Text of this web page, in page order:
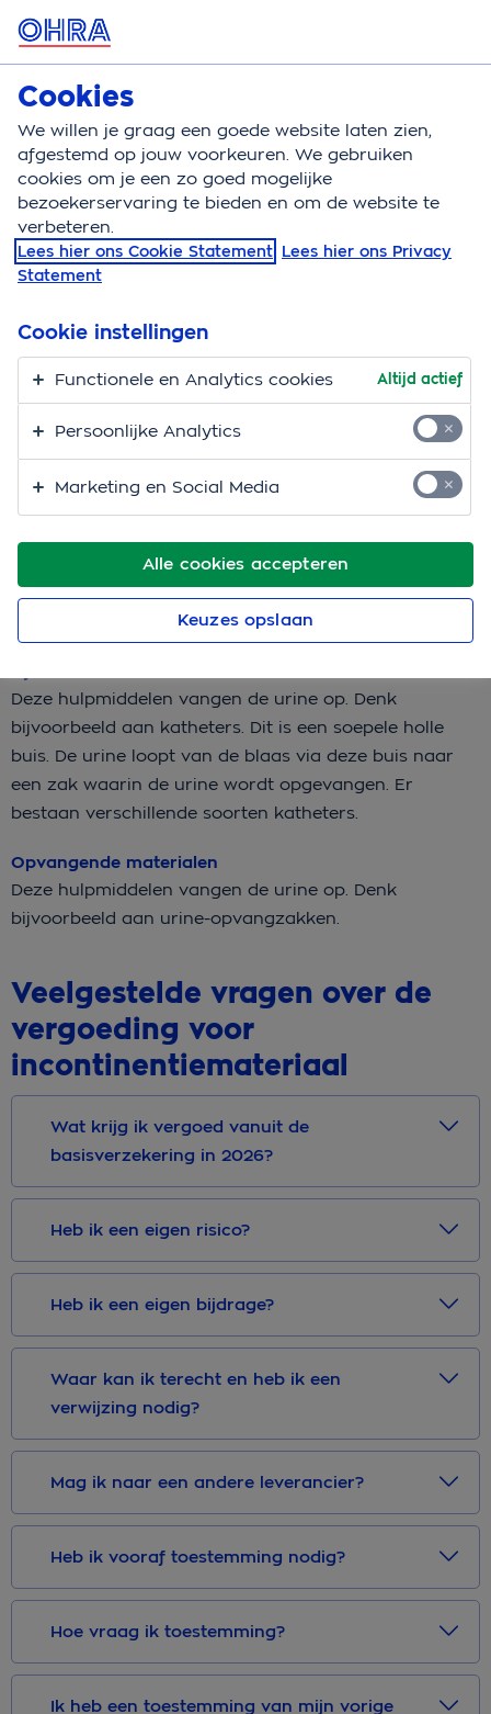
MENU
Zorgverzekering
Zorgverzekering Vergoeding
Vergoeding
incontinentiemateriaal
incontinentiemateriaal. Incontinentie betekent dat je
moeilijk je urine en/of ontlasting kunt ophouden.
Incontinentiematerialen vangen de urine en/of
ontlasting op. Er zijn verschillende soorten
incontinentiematerialen:
Absorberende materialen
Denk bijvoorbeeld aan luiers en broeken die je 1 keer
gebruikt of makkelijk kunt wassen. Ook zijn er
beschermende onderleggers voor in bed.
Deze hulpmiddelen vangen de urine op. Denk
bijvoorbeeld aan katheters. Dit is een soepele holle
buis. De urine loopt van de blaas via deze buis naar
een zak waarin de urine wordt opgevangen. Er
bestaan verschillende soorten katheters.
Opvangende materialen
Deze hulpmiddelen vangen de urine op. Denk
bijvoorbeeld aan urine-opvangzakken.
Veelgestelde vragen over de
vergoeding voor
incontinentiemateriaal
Wat krijg ik vergoed vanuit de
basisverzekering in 2026?
Heb ik een eigen risico?
Heb ik een eigen bijdrage?
Waar kan ik terecht en heb ik een
verwijzing nodig?
Mag ik naar een andere leverancier?
Heb ik vooraf toestemming nodig?
Hoe vraag ik toestemming?
Ik heb een toestemming van mijn vorige
Cookies
We willen je graag een goede website laten zien,
afgestemd op jouw voorkeuren. We gebruiken
cookies om je een zo goed mogelijke
bezoekerservaring te bieden en om de website te
verbeteren.
Lees hier ons Cookie Statement Lees hier ons Privacy
Statement
Alle cookies accepteren
Cookie instellingen
Functionele en Analytics cookies Altijd actief
Persoonlijke Analytics
Marketing en Social Media
Keuzes opslaan